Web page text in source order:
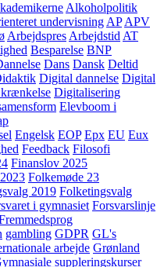
Alkoholpolitik
undervisning AP APV
Arbejdspres Arbejdstid AT
Besparelse BNP
Dans Dansk Deltid
Digital dannelse Digital
Digitalisering
Elevboom i
Engelsk EOP Epx EU Eux
Feedback Filosofi
Finanslov 2025
Folkemøde 23
2019 Folketingsvalg
i gymnasiet Forsvarslinje
gambling GDPR GL's
arbejde Grønland
suppleringskurser